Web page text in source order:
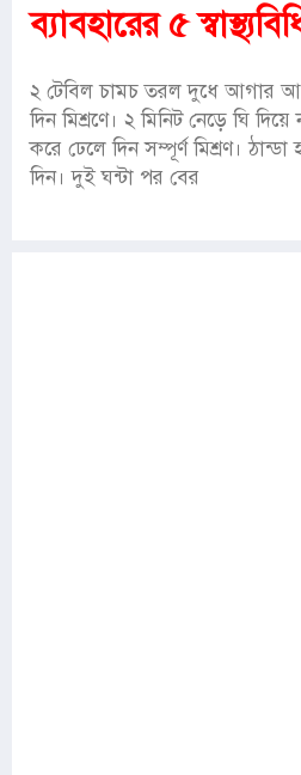
ব্যাবহারের ৫
২ টেবিল চামচ তরল দুধে আগার
দিন মিশ্রণে‌। ২ মিনিট নেড়ে ঘি দিয়ে
করে ঢেলে দিন সম্পূর্ণ মিশ্রণ।
দিন। দুই ঘন্টা পর বের